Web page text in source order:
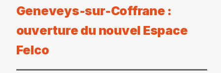
Geneveys-sur-Coffrane :
ouverture du nouvel Espace
Felco